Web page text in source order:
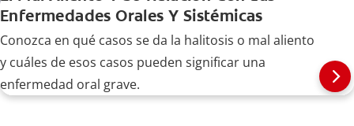
Enfermedades Orales Y Sistémicas
Conozca en qué casos se da la halitosis o mal aliento
y cuáles de esos casos pueden significar una
enfermedad oral grave.